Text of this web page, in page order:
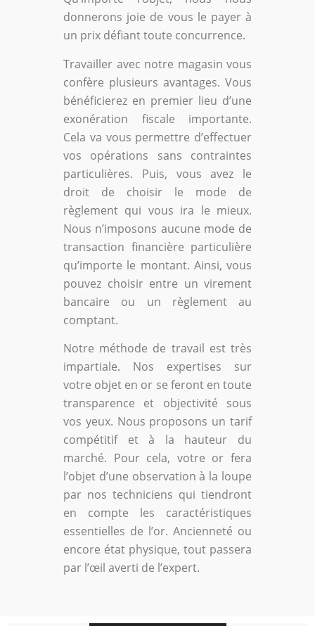
donnerons joie de vous le payer à
un prix défiant toute concurrence.
Travailler avec notre magasin vous
confère plusieurs avantages. Vous
bénéficierez en premier lieu d’une
exonération fiscale importante.
Cela va vous permettre d’effectuer
vos opérations sans contraintes
particulières. Puis, vous avez le
droit de choisir le mode de
règlement qui vous ira le mieux.
Nous n’imposons aucune mode de
transaction financière particulière
qu’importe le montant. Ainsi, vous
pouvez choisir entre un virement
bancaire ou un règlement au
comptant.
Notre méthode de travail est très
impartiale. Nos expertises sur
votre objet en or se feront en toute
transparence et objectivité sous
vos yeux. Nous proposons un tarif
compétitif et à la hauteur du
marché. Pour cela, votre or fera
l’objet d’une observation à la loupe
par nos techniciens qui tiendront
en compte les caractéristiques
essentielles de l’or. Ancienneté ou
encore état physique, tout passera
par l’œil averti de l’expert.